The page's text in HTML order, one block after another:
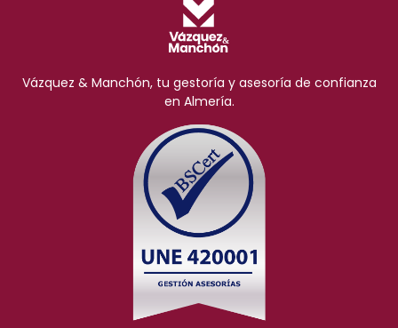
Vázquez & Manchón, tu gestoría y asesoría de confianza
en Almería.